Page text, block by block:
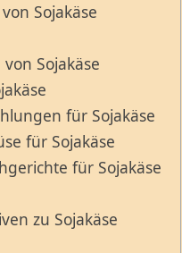
Sojakäse
Sojakäse
für Sojakäse
für Sojakäse
für Sojakäse
zu Sojakäse